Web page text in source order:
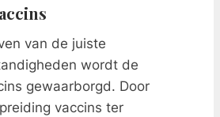
van de juiste
wordt de
gewaarborgd. Door
vaccins ter